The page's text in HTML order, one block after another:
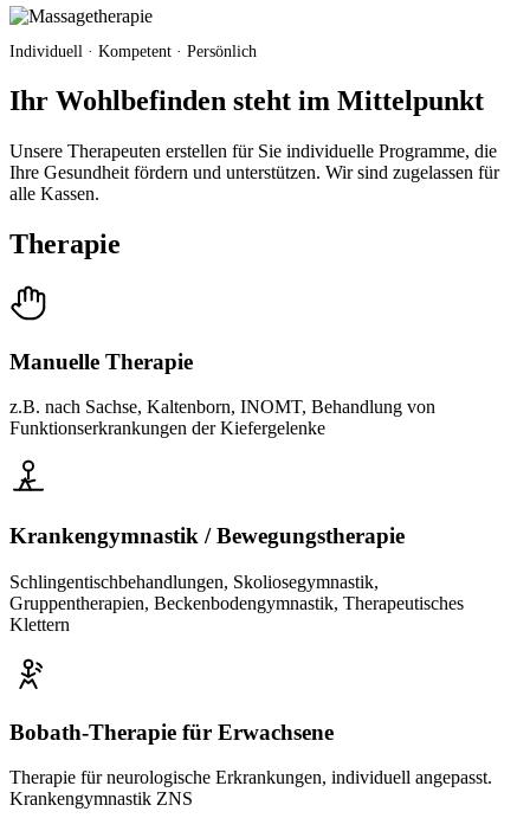
Individuell · Kompetent · Persönlich
Ihr Wohlbefinden steht im Mittelpunkt
Unsere Therapeuten erstellen für Sie individuelle Programme, die
Ihre Gesundheit fördern und unterstützen. Wir sind zugelassen für
alle Kassen.
Therapie
Manuelle Therapie
z.B. nach Sachse, Kaltenborn, INOMT, Behandlung von
Funktionserkrankungen der Kiefergelenke
Krankengymnastik / Bewegungstherapie
Schlingentischbehandlungen, Skoliosegymnastik,
Gruppentherapien, Beckenbodengymnastik, Therapeutisches
Klettern
Bobath-Therapie für Erwachsene
Therapie für neurologische Erkrankungen, individuell angepasst.
Krankengymnastik ZNS